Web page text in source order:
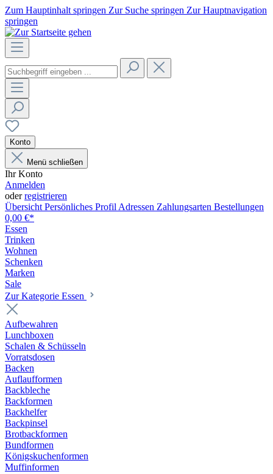
Zum Hauptinhalt springen Zur Suche springen Zur Hauptnavigation
springen
Konto
Menü schließen
Ihr Konto
Anmelden
oderregistrieren
Übersicht Persönliches Profil Adressen Zahlungsarten Bestellungen
0,00 €*
Essen
Trinken
Wohnen
Schenken
Marken
Sale
Zur Kategorie Essen
Aufbewahren
Lunchboxen
Schalen & Schüsseln
Vorratsdosen
Backen
Auflaufformen
Backbleche
Backformen
Backhelfer
Backpinsel
Brotbackformen
Bundformen
Königskuchenformen
Muffinformen